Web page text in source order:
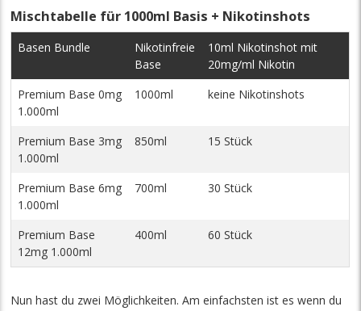
Mischtabelle für 1000ml Basis + Nikotinshots
Basen Bundle
Nikotinfreie
Base
10ml Nikotinshot mit
20mg/ml Nikotin
Premium Base 0mg
1.000ml
1000ml keine Nikotinshots
Premium Base 3mg
1.000ml
850ml 15 Stück
Premium Base 6mg
1.000ml
700ml 30 Stück
Premium Base
12mg 1.000ml
400ml 60 Stück
Nun hast du zwei Möglichkeiten. Am einfachsten ist es wenn du